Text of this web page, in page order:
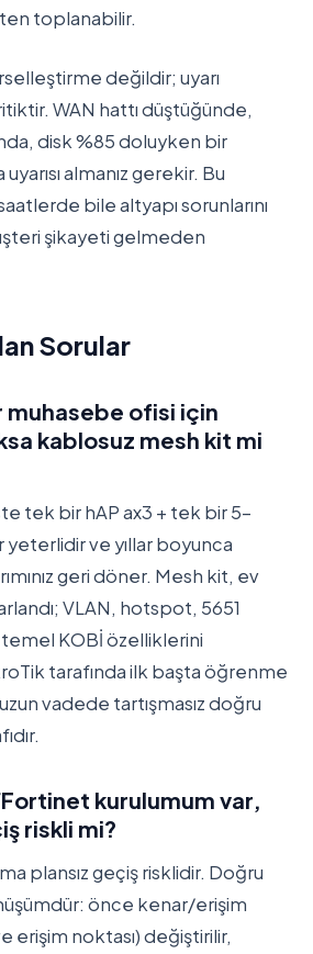
toplanabilir.
değildir; uyarı
WAN hattı düştüğünde,
disk %85 doluyken bir
almanız gerekir. Bu
bile altyapı sorunlarını
şikayeti gelmeden
Sorular
muhasebe ofisi için
kablosuz mesh kit mi
tek bir hAP ax3 + tek bir 5-
ve yıllar boyunca
geri döner. Mesh kit, ev
VLAN, hotspot, 5651
KOBİ özelliklerini
tarafında ilk başta öğrenme
vadede tartışmasız doğru
kurulumum var,
riskli mi?
plansız geçiş risklidir. Doğru
önce kenar/erişim
erişim noktası) değiştirilir,